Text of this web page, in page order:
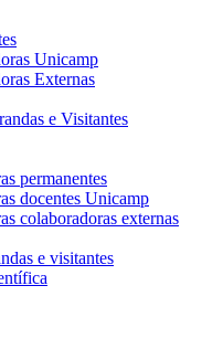
Unicamp
Externas
e Visitantes
permanentes
docentes Unicamp
colaboradoras externas
e visitantes